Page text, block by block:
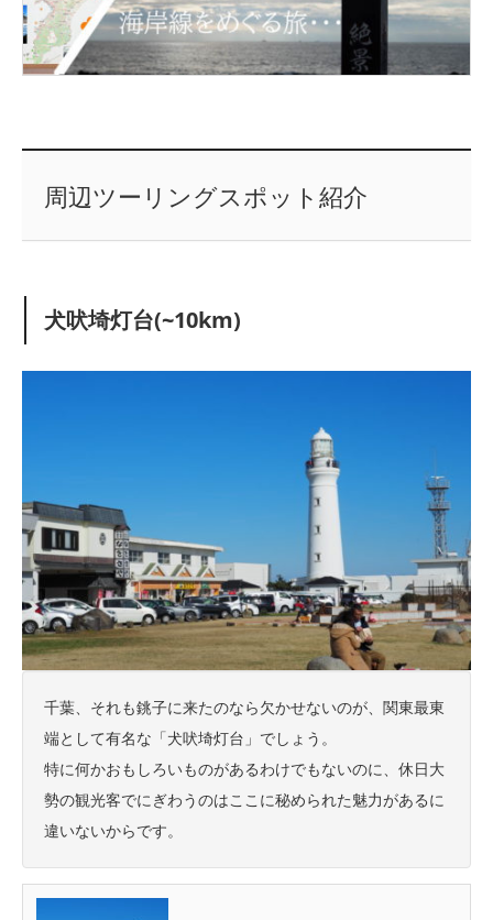
周辺ツーリングスポット紹介
犬吠埼灯台(~10km)
千葉、それも銚子に来たのなら欠かせないのが、関東最東
端として有名な「犬吠埼灯台」でしょう。
特に何かおもしろいものがあるわけでもないのに、休日大
勢の観光客でにぎわうのはここに秘められた魅力があるに
違いないからです。